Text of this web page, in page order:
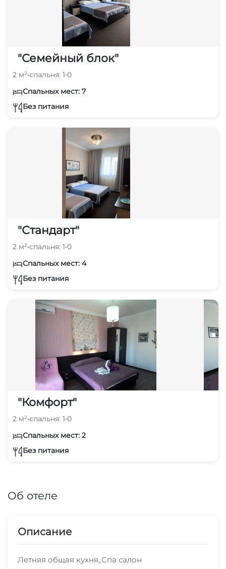
"Семейный блок"
2 м²•спальня: 1•0
Спальных мест: 7
Без питания
"Стандарт"
2 м²•спальня: 1•0
Спальных мест: 4
Без питания
"Комфорт"
2 м²•спальня: 1•0
Спальных мест: 2
Без питания
Об отеле
Описание
Летняя общая кухня,.Спа салон